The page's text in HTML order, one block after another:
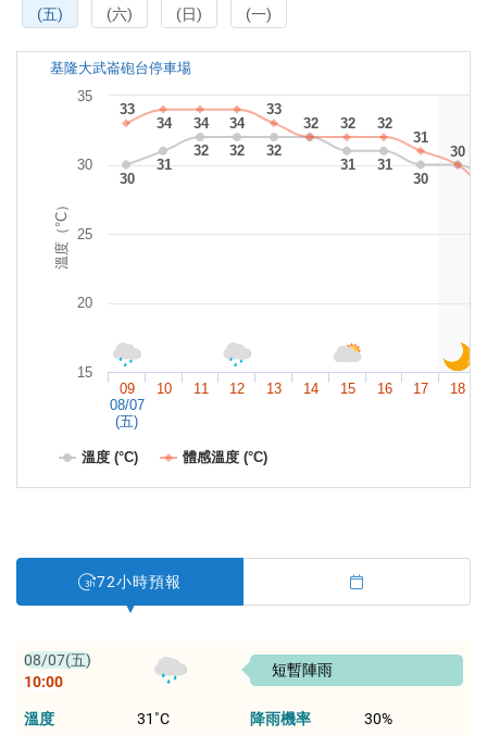
(五)
(六)
(日)
(一)
溫度（°C）
基隆大武崙砲台停車場
32
32
30
30
30
30
31
31
32
32 32
32 32
32
31
31 31
31
30
30
33
33
34
34 34
34 34
34
33
33
32
32 32
32 32
32
31
31
30
30
溫度 (°C) 體感溫度 (°C)
09
08/07
(五)
10 11 12 13 14 15 16 17 18
15
20
25
30
35
72小時預報
08/07(五)
10:00
短暫陣雨
溫度 31 降雨機率 30%